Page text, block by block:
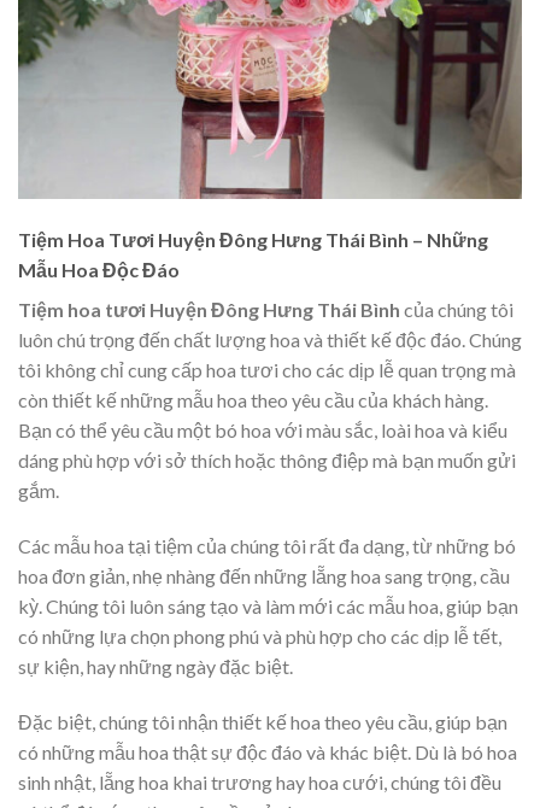
Tiệm Hoa Tươi Huyện Đông Hưng Thái Bình – Những
Mẫu Hoa Độc Đáo
Tiệm hoa tươi Huyện Đông Hưng Thái Bình của chúng tôi
luôn chú trọng đến chất lượng hoa và thiết kế độc đáo. Chúng
tôi không chỉ cung cấp hoa tươi cho các dịp lễ quan trọng mà
còn thiết kế những mẫu hoa theo yêu cầu của khách hàng.
Bạn có thể yêu cầu một bó hoa với màu sắc, loài hoa và kiểu
dáng phù hợp với sở thích hoặc thông điệp mà bạn muốn gửi
gắm.
Các mẫu hoa tại tiệm của chúng tôi rất đa dạng, từ những bó
hoa đơn giản, nhẹ nhàng đến những lẵng hoa sang trọng, cầu
kỳ. Chúng tôi luôn sáng tạo và làm mới các mẫu hoa, giúp bạn
có những lựa chọn phong phú và phù hợp cho các dịp lễ tết,
sự kiện, hay những ngày đặc biệt.
Đặc biệt, chúng tôi nhận thiết kế hoa theo yêu cầu, giúp bạn
có những mẫu hoa thật sự độc đáo và khác biệt. Dù là bó hoa
sinh nhật, lẵng hoa khai trương hay hoa cưới, chúng tôi đều